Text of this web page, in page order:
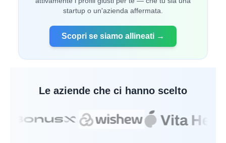
startup o un'azienda affermata.
Scopri se siamo allineati →
Le aziende che ci hanno scelto